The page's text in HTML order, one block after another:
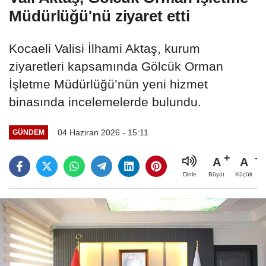
Müdürlüğü'nü ziyaret etti
Kocaeli Valisi İlhami Aktaş, kurum
ziyaretleri kapsamında Gölcük Orman
İşletme Müdürlüğü’nün yeni hizmet
binasında incelemelerde bulundu.
GÜNDEM 04 Haziran 2026 - 15:11
Dinle
A
Büyüt
A
Küçült